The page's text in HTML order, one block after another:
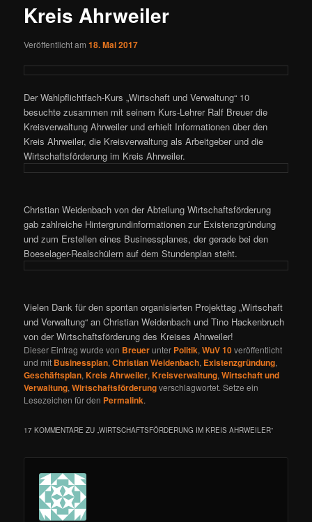
Kreis Ahrweiler
Veröffentlicht am18. Mai 2017
Der Wahlpflichtfach-Kurs „Wirtschaft und Verwaltung“ 10
besuchte zusammen mit seinem Kurs-Lehrer Ralf Breuer die
Kreisverwaltung Ahrweiler und erhielt Informationen über den
Kreis Ahrweiler, die Kreisverwaltung als Arbeitgeber und die
Wirtschaftsförderung im Kreis Ahrweiler.
Christian Weidenbach von der Abteilung Wirtschaftsförderung
gab zahlreiche Hintergrundinformationen zur Existenzgründung
und zum Erstellen eines Businessplanes, der gerade bei den
Boeselager-Realschülern auf dem Stundenplan steht.
Vielen Dank für den spontan organisierten Projekttag „Wirtschaft
und Verwaltung“ an Christian Weidenbach und Tino Hackenbruch
von der Wirtschaftsförderung des Kreises Ahrweiler!
Dieser Eintrag wurde von Breuerunter Politik,WuV 10veröffentlicht
und mit Businessplan,Christian Weidenbach, Existenzgründung,
Geschäftsplan,Kreis Ahrweiler,Kreisverwaltung,Wirtschaft und
Verwaltung,Wirtschaftsförderungverschlagwortet. Setze ein
Lesezeichen für den Permalink.
17 KOMMENTARE ZU „WIRTSCHAFTSFÖRDERUNG IM KREIS AHRWEILER“